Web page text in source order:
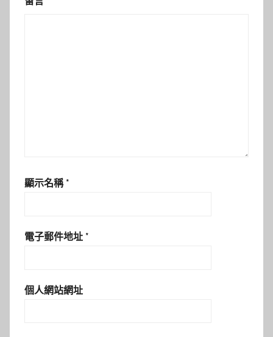
顯示名稱 *
電子郵件地址 *
個人網站網址